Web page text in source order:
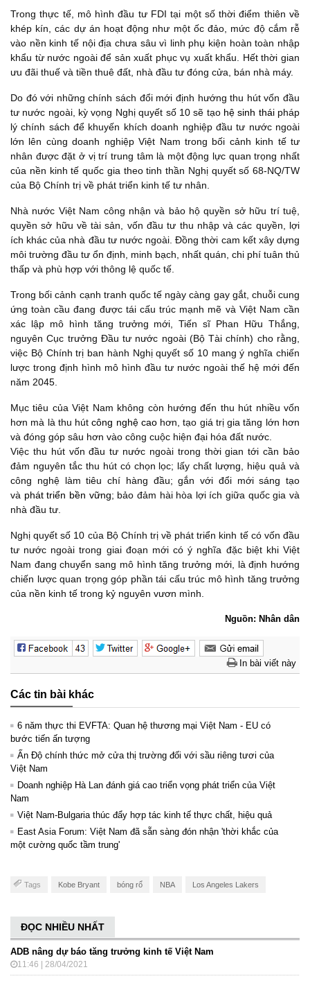
Trong thực tế, mô hình đầu tư FDI tại một số thời điểm thiên về
khép kín, các dự án hoạt động như một ốc đảo, mức độ cắm rễ
vào nền kinh tế nội địa chưa sâu vì linh phụ kiện hoàn toàn nhập
khẩu từ nước ngoài để sản xuất phục vụ xuất khẩu. Hết thời gian
ưu đãi thuế và tiền thuê đất, nhà đầu tư đóng cửa, bán nhà máy.
Do đó với những chính sách đổi mới định hướng thu hút vốn đầu
tư nước ngoài, kỳ vọng Nghị quyết số 10 sẽ tạo hệ sinh tháipháp
lý chính sách để khuyến khích doanh nghiệp đầu tư nước ngoài
lớn lên cùng doanh nghiệp Việt Nam trong bối cảnh kinh tế tư
nhân được đặt ở vị trí trung tâm là một động lực quan trọng nhất
của nền kinh tế quốc gia theo tinh thần Nghị quyết số 68-NQ/TW
của Bộ Chính trị về phát triển kinh tế tư nhân.
Nhà nước Việt Nam công nhận và bảo hộ quyền sở hữu trí tuệ,
quyền sở hữu về tài sản, vốn đầu tư thu nhập và các quyền, lợi
ích khác của nhà đầu tư nước ngoài. Đồng thời cam kết xây dựng
môi trường đầu tư ổn định, minh bạch, nhất quán, chi phí tuân thủ
thấp và phù hợp với thông lệ quốc tế.
Trong bối cảnh cạnh tranh quốc tế ngày càng gay gắt, chuỗi cung
ứng toàn cầu đang được tái cấu trúc mạnh mẽ và Việt Nam cần
xác lập mô hình tăng trưởng mới, Tiến sĩ Phan Hữu Thắng,
nguyên Cục trưởng Đầu tư nước ngoài (Bộ Tài chính) cho rằng,
việc Bộ Chính trị ban hành Nghị quyết số 10 mang ý nghĩa chiến
lược trong định hình mô hình đầu tư nước ngoài thế hệ mới đến
năm 2045.
Mục tiêu của Việt Nam không còn hướng đến thu hút nhiều vốn
hơn mà là thu hútcông nghệ caohơn, tạo giá trị gia tăng lớn hơn
và đóng góp sâu hơn vào công cuộc hiện đại hóa đất nước.
Việc thu hút vốn đầu tư nước ngoài trong thời gian tới cần bảo
đảm nguyên tắc thu hút có chọn lọc; lấy chất lượng, hiệu quả và
công nghệ làm tiêu chí hàng đầu; gắn với đổi mới sáng tạo
và phát triển bền vững; bảo đảm hài hòa lợi ích giữa quốc gia và
nhà đầu tư.
Nghị quyết số 10 của Bộ Chính trị về phát triển kinh tế có vốn đầu
tư nước ngoài trong giai đoạn mới có ý nghĩa đặc biệt khi Việt
Nam đang chuyển sang mô hình tăng trưởng mới, là định hướng
chiến lược quan trọng góp phần tái cấu trúc mô hình tăng trưởng
của nền kinh tế trong kỷ nguyên vươn mình.
Nguồn: Nhân dân
In bài viết này
Các tin bài khác
6 năm thực thi EVFTA: Quan hệ thương mại Việt Nam - EU có
bước tiến ấn tượng
Ấn Độ chính thức mở cửa thị trường đối với sầu riêng tươi của
Việt Nam
Doanh nghiệp Hà Lan đánh giá cao triển vọng phát triển của Việt
Nam
Việt Nam-Bulgaria thúc đẩy hợp tác kinh tế thực chất, hiệu quả
East Asia Forum: Việt Nam đã sẵn sàng đón nhận 'thời khắc của
một cường quốc tầm trung'
Tags Kobe Bryant bóng rổ NBA Los Angeles Lakers
ĐỌC NHIỀU NHẤT
ADB nâng dự báo tăng trưởng kinh tế Việt Nam
11:46 | 28/04/2021